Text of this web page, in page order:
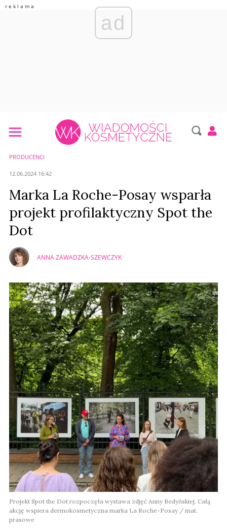
ad
PRODUCENCI
12.06.2024 16:42
Marka La Roche-Posay wsparła
projekt profilaktyczny Spot the
Dot
ANNA ZAWADZKA-SZEWCZYK
Projekt Spot the Dot rozpoczęła wystawa zdjęć Anny Bedyńskiej. Całą
akcję wspiera dermokosmetyczna marka La Roche-Posay / mat.
prasowe